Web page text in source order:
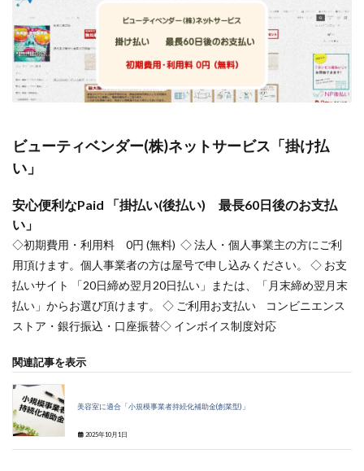
ビューティベンダー(株)ネットサービス「掛け払
い」
安心便利なPaid 「掛払い(後払い) 最長60日後のお支払
い」
◇初期費用・利用料 0円 (無料) ◇ 法人・個人事業主の方にご利
用頂けます。個人事業者の方は屋号で申し込みください。 ◇ お支
払いサイト 「20日締め翌月20日払い」または、「月末締め翌月末
払い」からお選び頂けます。 ◇ ご利用お支払い コンビニエンス
ストア・銀行振込・口座振替◇ インボイス制度対応
関連記事を表示
美容室に適合「小規模事業者持続化補助金(創業型)」
2025年10月1日